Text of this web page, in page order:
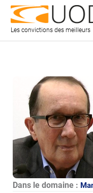
Les convictions des meilleurs
Dans le domaine :